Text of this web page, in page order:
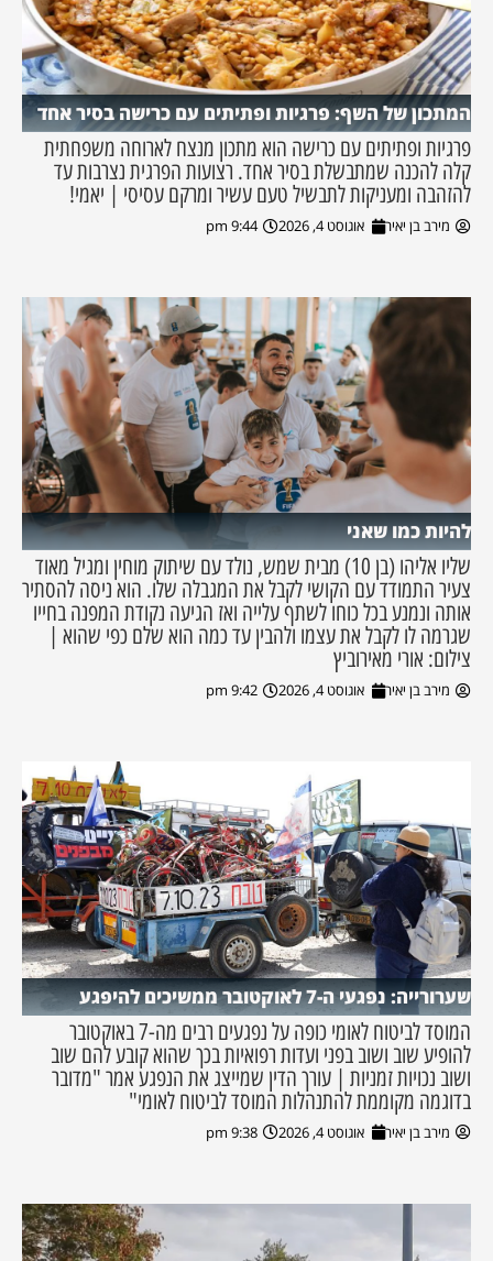
המתכון של השף: פרגיות ופתיתים עם כרישה בסיר אחד
פרגיות ופתיתים עם כרישה הוא מתכון מנצח לארוחה משפחתית
קלה להכנה שמתבשלת בסיר אחד. רצועות הפרגית נצרבות עד
להזהבה ומעניקות לתבשיל טעם עשיר ומרקם עסיסי | יאמי!
מירב בן יאיר אוגוסט 4, 2026 9:44 pm
להיות כמו שאני
שליו אליהו (בן 10) מבית שמש, נולד עם שיתוק מוחין ומגיל מאוד
צעיר התמודד עם הקושי לקבל את המגבלה שלו. הוא ניסה להסתיר
אותה ונמנע בכל כוחו לשתף עלייה ואז הגיעה נקודת המפנה בחייו
שגרמה לו לקבל את עצמו ולהבין עד כמה הוא שלם כפי שהוא |
צילום: אורי מאירוביץ
מירב בן יאיר אוגוסט 4, 2026 9:42 pm
שערורייה: נפגעי ה-7 לאוקטובר ממשיכים להיפגע
המוסד לביטוח לאומי כופה על נפגעים רבים מה-7 באוקטובר
להופיע שוב ושוב בפני ועדות רפואיות בכך שהוא קובע להם שוב
ושוב נכויות זמניות | עורך הדין שמייצג את הנפגע אמר "מדובר
בדוגמה מקוממת להתנהלות המוסד לביטוח לאומי"
מירב בן יאיר אוגוסט 4, 2026 9:38 pm